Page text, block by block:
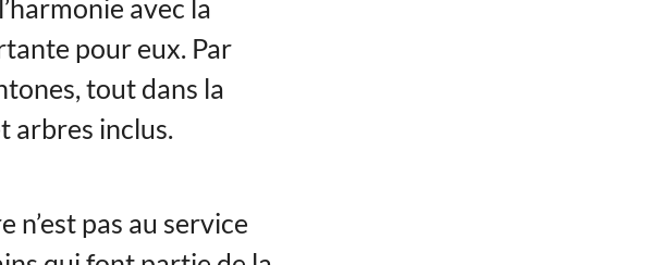
avec la
pour eux. Par
tout dans la
arbres inclus.
pas au service